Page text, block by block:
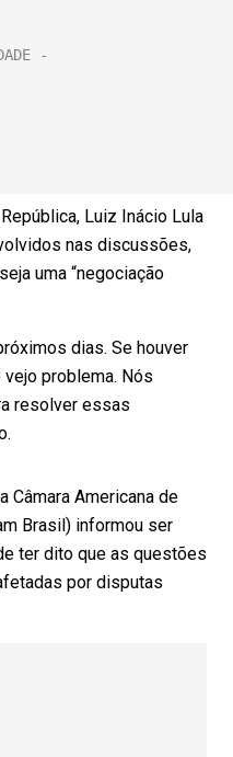
Luiz Inácio Lula
nas discussões,
uma “negociação
dias. Se houver
problema. Nós
resolver essas
Câmara Americana de
Brasil) informou ser
ter dito que as questões
por disputas